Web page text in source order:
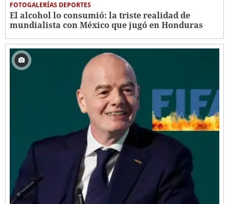
FOTOGALERÍAS DEPORTES
El alcohol lo consumió: la triste realidad de
mundialista con México que jugó en Honduras